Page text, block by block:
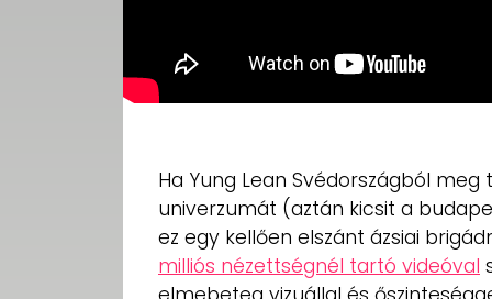
Ha Yung Lean Svédországból
univerzumát (aztán kicsit a
ez egy kellően elszánt ázsiai
milliós nézettségnél tartó videóval